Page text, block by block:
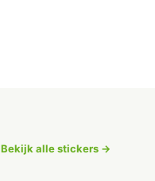
Bekijk alle stickers →